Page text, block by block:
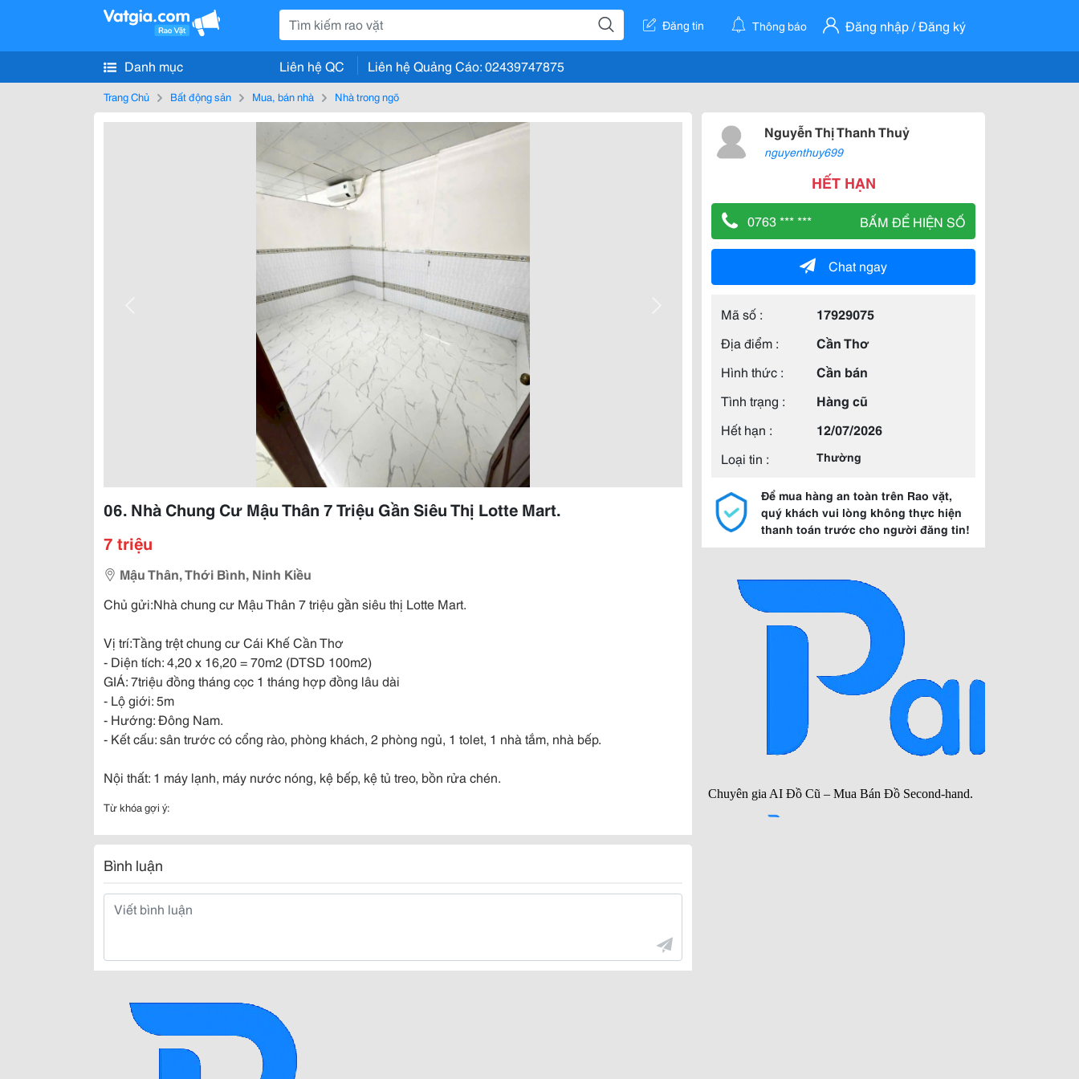
Đăng tin Thông báo Đăng nhập / Đăng ký
Danh mục Liên hệ QC Liên hệ Quảng Cáo: 02439747875
Trang Chủ Bất động sản Mua, bán nhà Nhà trong ngõ
06. Nhà Chung Cư Mậu Thân 7 Triệu Gần Siêu Thị Lotte Mart.
7 triệu
Mậu Thân, Thới Bình, Ninh Kiều
️️Chủ gửi:Nhà chung cư Mậu Thân 7 triệu gần siêu thị Lotte Mart.
Vị trí:Tầng trệt chung cư Cái Khế Cần Thơ
- Diện tích: 4,20 x 16,20 = 70m2 (DTSD 100m2)
GIÁ: 7triệu đồng tháng cọc 1 tháng hợp đồng lâu dài
- Lộ giới: 5m
- Hướng: Đông Nam.
- Kết cấu: sân trước có cổng rào, phòng khách, 2 phòng ngủ, 1 tolet, 1 nhà tắm, nhà bếp.
Nội thất: 1 máy lạnh, máy nước nóng, kệ bếp, kệ tủ treo, bồn rửa chén.
Từ khóa gợi ý:
Bình luận
Nguyễn Thị Thanh Thuỷ
nguyenthuy699
HẾT HẠN
0763 *** *** BẤM ĐỂ HIỆN SỐ
Chat ngay
Mã số :
17929075
Địa điểm :
Cần Thơ
Hình thức :
Cần bán
Tình trạng :
Hàng cũ
Hết hạn :
12/07/2026
Loại tin :
Thường
Để mua hàng an toàn trên Rao vặt,
quý khách vui lòng không thực hiện
thanh toán trước cho người đăng tin!